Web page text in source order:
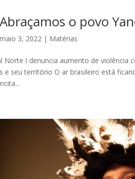
o povo
maio 3, 2022 | Matérias
Norte I denuncia aumento de violência
e seu território O ar brasileiro está